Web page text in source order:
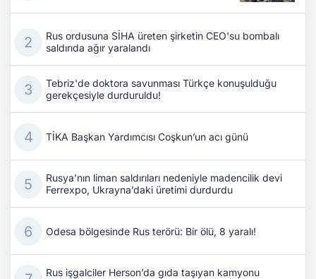
Rus ordusuna SİHA üreten şirketin CEO'su bombalı
saldırıda ağır yaralandı
Tebriz'de doktora savunması Türkçe konuşulduğu
gerekçesiyle durduruldu!
TİKA Başkan Yardımcısı Coşkun’un acı günü
Rusya’nın liman saldırıları nedeniyle madencilik devi
Ferrexpo, Ukrayna’daki üretimi durdurdu
Odesa bölgesinde Rus terörü: Bir ölü, 8 yaralı!
Rus işgalciler Herson’da gıda taşıyan kamyonu